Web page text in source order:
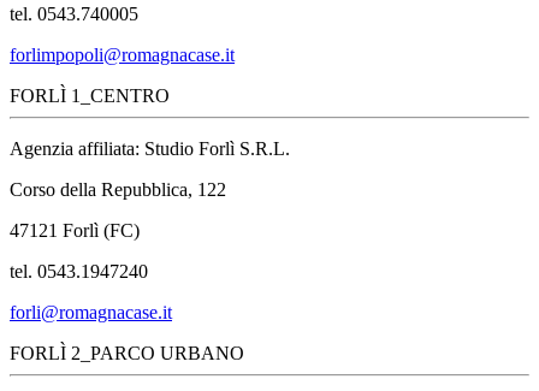
tel. 0543.740005
forlimpopoli@romagnacase.it
FORLÌ 1_CENTRO
Agenzia affiliata: Studio Forlì S.R.L.
Corso della Repubblica, 122
47121 Forlì (FC)
tel. 0543.1947240
forli@romagnacase.it
FORLÌ 2_PARCO URBANO